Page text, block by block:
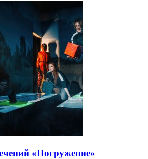
«Погружение»